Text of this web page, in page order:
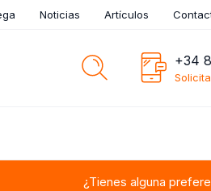
Noticias Artículos
+34
¿Tienes alguna